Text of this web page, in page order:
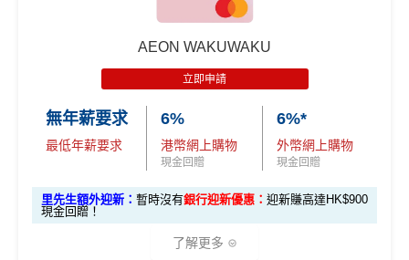
AEON WAKUWAKU
立即申請
無年薪要求
最低年薪要求
6%
港幣網上購物
現金回贈
6%*
外幣網上購物
現金回贈
里先生額外迎新： 暫時沒有銀行迎新優惠： 迎新賺高達HK$900
現金回贈！
了解更多